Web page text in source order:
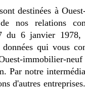
destinées à
nos relations
du 6 janvier 1978,
qui vous
immobilier-
Par notre
d'autres